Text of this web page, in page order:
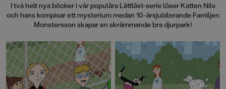
I två helt nya böcker i vår populära Lättläst-serie löser Katten Nils
och hans kompisar ett mysterium medan 10-årsjubilerande Familjen
Monstersson skapar en skrämmande bra djurpark!